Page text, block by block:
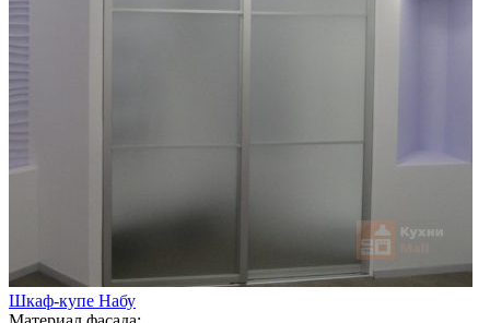
Шкаф-купе Набу